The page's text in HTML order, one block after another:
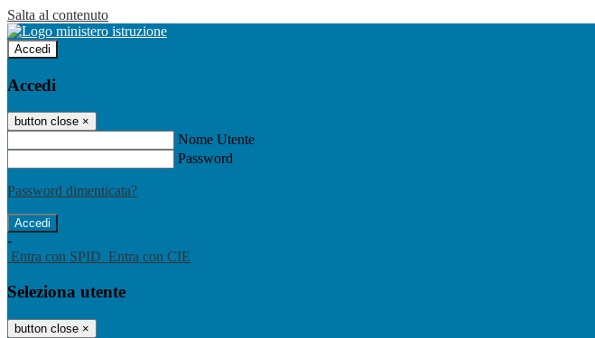
Salta al contenuto
Accedi
Accedi
button close ×
Nome Utente
Password
Password dimenticata?
-
Entra con SPID Entra con CIE
Seleziona utente
button close ×